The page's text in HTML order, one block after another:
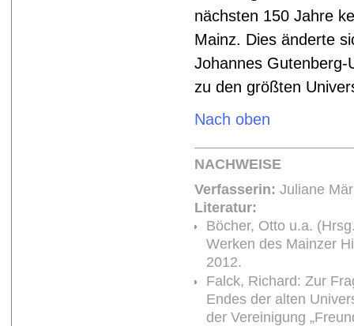
nächsten 150 Jahre
Mainz. Dies änderte
Johannes
zu den größten
Nach oben
NACHWEISE
Verfasserin: Juliane
Literatur:
Böcher, Otto u.a.
Werken des Mainzer
2012.
Falck, Richard: Zur
Endes der alten
der Vereinigung